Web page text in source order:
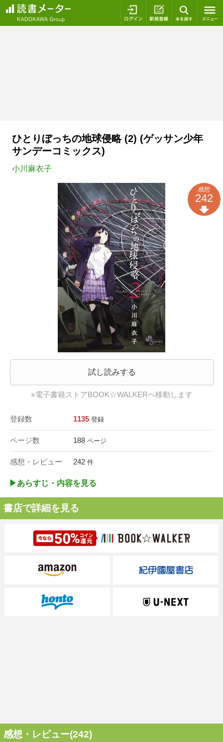
ログイン 新規登録
ひとりぼっちの地球侵略 (2) (ゲッサン少年
サンデーコミックス)
小川麻衣子
試し読みする
※電子書籍ストアBOOK☆WALKERへ移動します
登録数 1135 登録
ページ数 188 ページ
感想・レビュー 242 件
感想
242
▶︎あらすじ・内容を見る
書店で詳細を見る
感想・レビュー(242)